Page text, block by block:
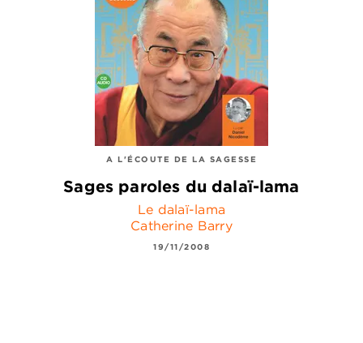
A L'ÉCOUTE DE LA SAGESSE
Sages paroles du dalaï-lama
Le dalaï-lama
Catherine Barry
19/11/2008